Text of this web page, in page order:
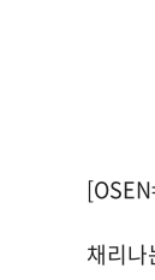
채리